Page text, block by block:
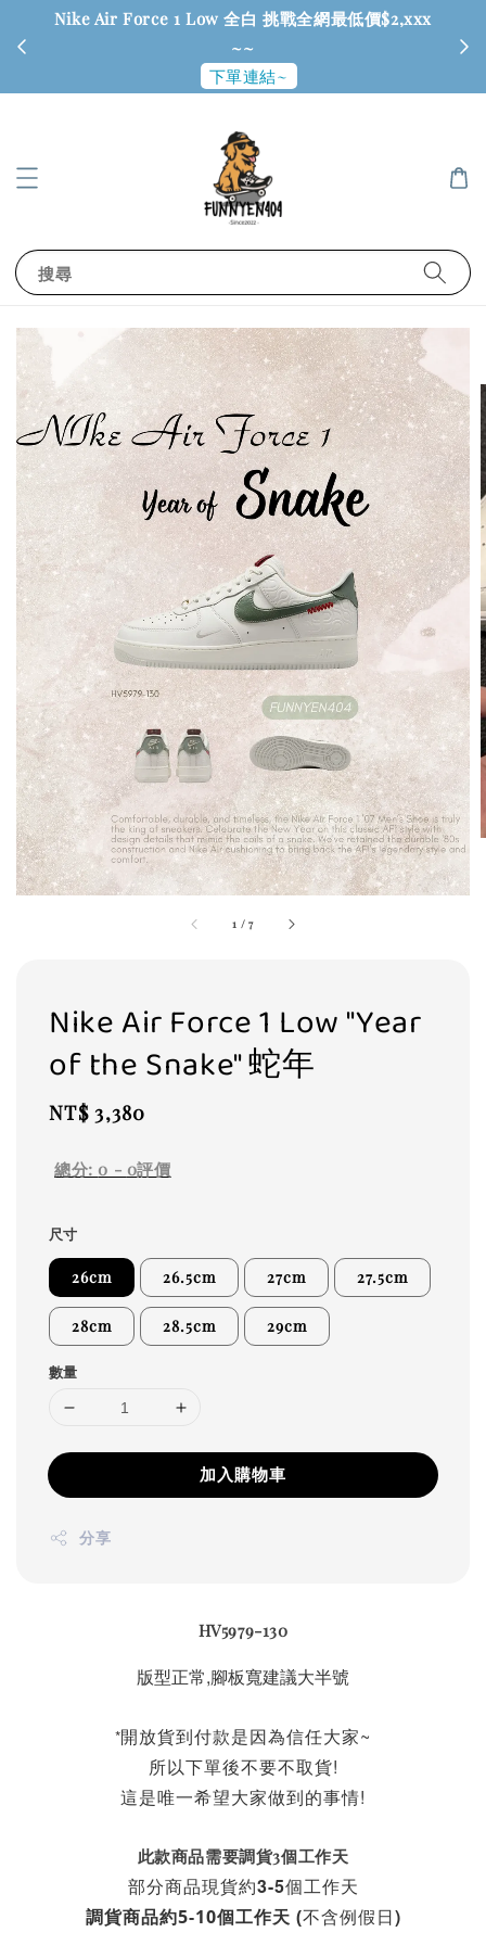
Nike Air Force 1 Low 全白 挑戰全網最低價$2,xxx
~~
下單連結~
搜尋
1 /7
Nike Air Force 1 Low "Year
of the Snake" 蛇年
Regular
NT$ 3,380
總分: 0 - 0評價
尺寸
26cm 26.5cm 27cm 27.5cm
28cm 28.5cm 29cm
數量
加入購物車
分享
HV5979-130
版型正常,腳板寬建議大半號
*開放貨到付款是因為信任大家~
所以下單後不要不取貨!
這是唯一希望大家做到的事情!
此款商品需要調貨3個工作天
部分商品現貨約3-5個工作天
調貨商品約5-10個工作天 (不含例假日)